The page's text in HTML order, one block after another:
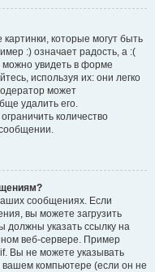
которые могут быть
:) означает радость, а :(
можно увидеть в форме
используя их: они легко
может
удалить его.
количество
сообщениях. Если
вы можете загрузить
должны указать ссылку на
веб-сервере. Пример
Вы не можете указывать
компьютере (если он не